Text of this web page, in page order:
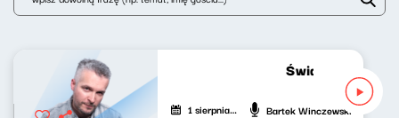
Świat naszej
1 sierpnia 2023 Bartek Winczewski